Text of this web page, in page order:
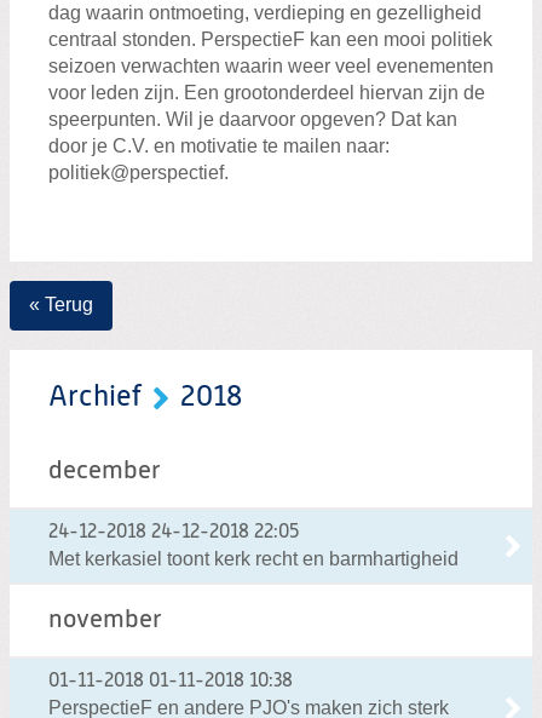
dag waarin ontmoeting, verdieping en gezelligheid
centraal stonden. PerspectieF kan een mooi politiek
seizoen verwachten waarin weer veel evenementen
voor leden zijn. Een grootonderdeel hiervan zijn de
speerpunten. Wil je daarvoor opgeven? Dat kan
door je C.V. en motivatie te mailen naar:
politiek@perspectief.
« Terug
Archief 2018
december
24-12-2018 24-12-2018 22:05
Met kerkasiel toont kerk recht en barmhartigheid
november
01-11-2018 01-11-2018 10:38
PerspectieF en andere PJO's maken zich sterk